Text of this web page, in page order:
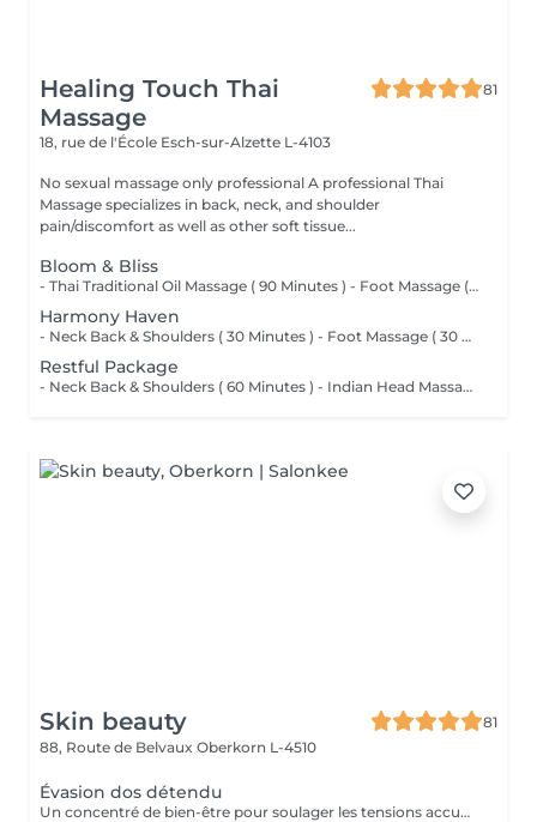
Healing Touch Thai
Massage
81
18, rue de l'École Esch-sur-Alzette L-4103
No sexual massage only professional A professional Thai
Massage specializes in back, neck, and shoulder
pain/discomfort as well as other soft tissue...
Bloom & Bliss
- Thai Traditional Oil Massage ( 90 Minutes ) - Foot Massage ( 30 Minutes )
Harmony Haven
- Neck Back & Shoulders ( 30 Minutes ) - Foot Massage ( 30 Minutes ) - Hand Massage ( 15 Minutes )
Restful Package
- Neck Back & Shoulders ( 60 Minutes ) - Indian Head Massage ( 45 Minutes )
Skin beauty
81
88, Route de Belvaux Oberkorn L-4510
Évasion dos détendu
Un concentré de bien-être pour soulager les tensions accumulées. Ce massage ciblé du dos, de la nuque et des épaules combine des manuvres enveloppantes et profondes pour libérer le stress et apporter une sensation immédiate de légèreté. Idéal pour une pause relaxante en pleine journée.